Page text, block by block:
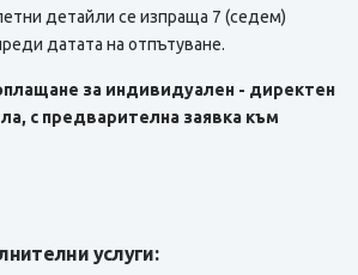
детайли се изпраща 7 (седем)
датата на отпътуване.
за индивидуален - директен
с предварителна заявка към
услуги: